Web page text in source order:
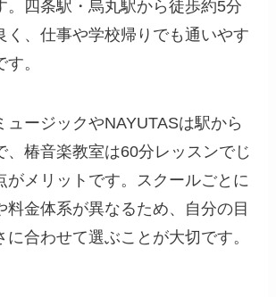
。四条駅・烏丸駅から徒歩約5分
く、仕事や学校帰りでも通いやす
。
ュージックやNAYUTASは駅から
、椿音楽教室は60分レッスンでじ
がメリットです。スクールごとに
料金体系が異なるため、自分の目
に合わせて選ぶことが大切です。